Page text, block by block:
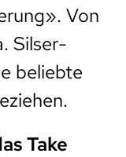
Von
Silser-
beliebte
Take